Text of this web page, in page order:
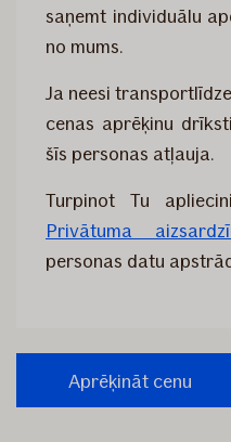
saņemt individuālu
no mums.
Ja neesi
cenas aprēķinu
šīs personas atļauja.
Turpinot Tu
Privātuma
personas datu